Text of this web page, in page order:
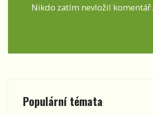
Nikdo zatím nevložil komentář.
Populární témata